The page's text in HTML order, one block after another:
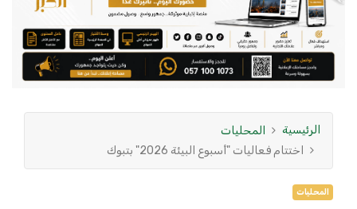
الرئيسية
المحليات
اختتام فعاليات "أسبوع البيئة 2026" بتبوك
المحليات